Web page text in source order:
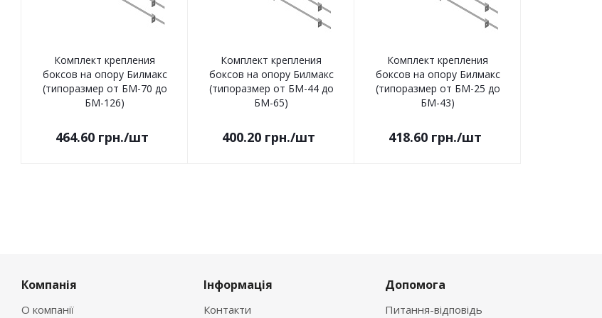
Комплект крепления
боксов на опору Билмакс
(типоразмер от БМ-70 до
БМ-126)
464.60 грн./шт
Комплект крепления
боксов на опору Билмакс
(типоразмер от БМ-44 до
БМ-65)
400.20 грн./шт
Комплект крепления
боксов на опору Билмакс
(типоразмер от БМ-25 до
БМ-43)
418.60 грн./шт
Компанія
О компанії
Інформація
Контакти
Допомога
Питання-відповідь